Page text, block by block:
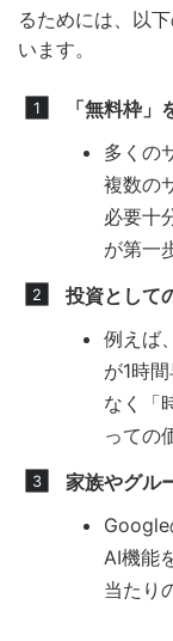
るためには、以
います。
「無料枠
多くの
複数の
必要十
が第一
投資として
例えば
が1時
なく「
っての
家族やグル
Google
AI機能
当たり